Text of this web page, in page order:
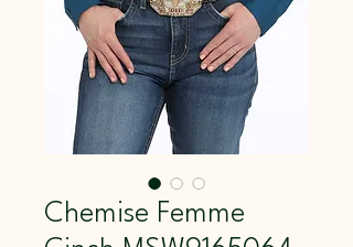
Chemise Femme